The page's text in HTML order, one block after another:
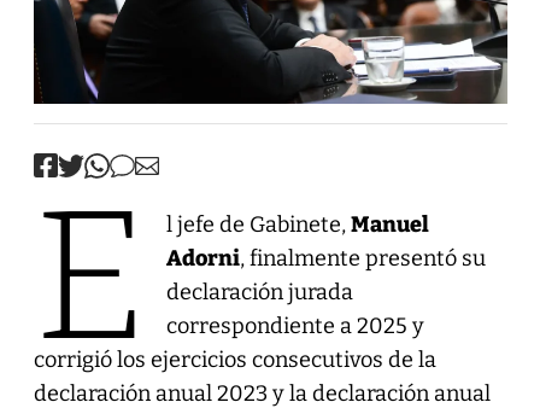
E l jefe de Gabinete,Manuel
Adorni, finalmente presentó su
declaración jurada
correspondiente a 2025 y
corrigió los ejercicios consecutivos de la
declaración anual 2023 y la declaración anual